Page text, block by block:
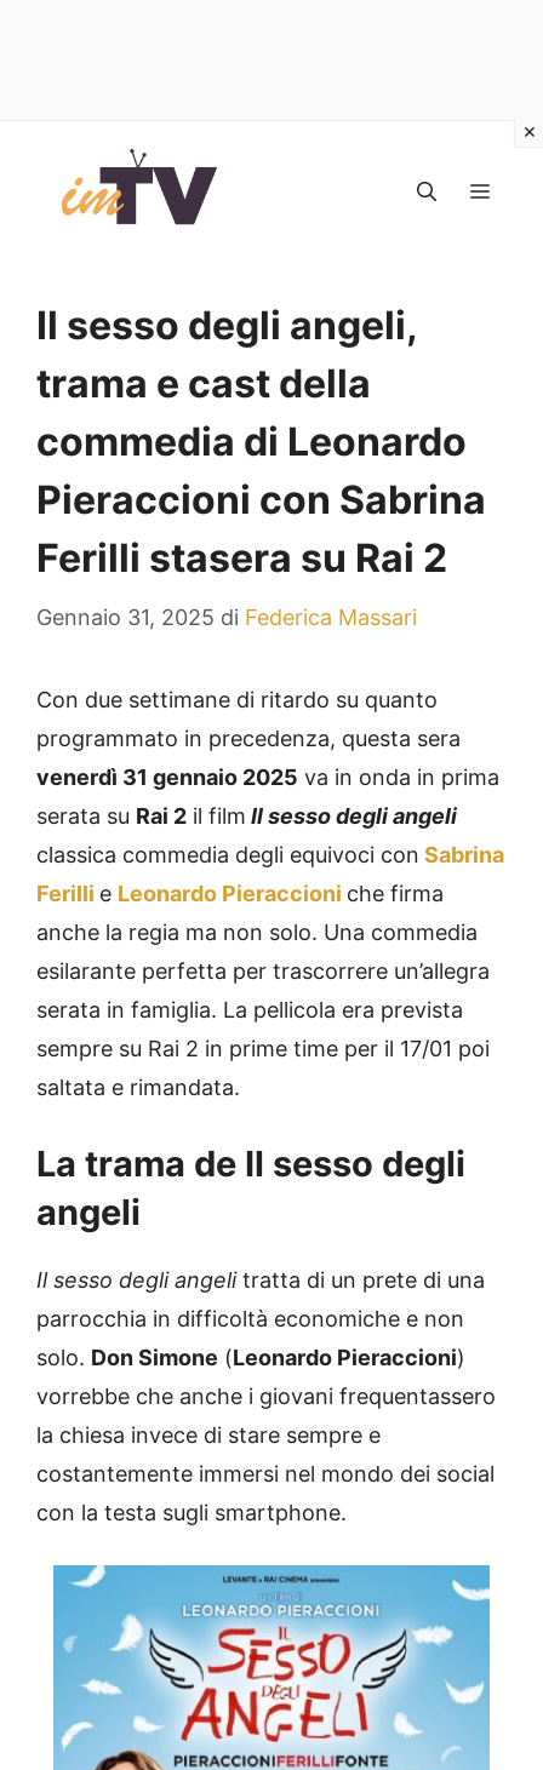
contenuto
Il sesso degli angeli,
trama e cast della
commedia di Leonardo
Pieraccioni con Sabrina
Ferilli stasera su Rai 2
Gennaio 31, 2025 di Federica Massari
Con due settimane di ritardo su quanto
programmato in precedenza, questa sera
venerdì 31 gennaio 2025 va in onda in prima
serata su Rai 2 il film Il sesso degli angeli
classica commedia degli equivoci con Sabrina
Ferilli e Leonardo Pieraccioni che firma
anche la regia ma non solo. Una commedia
esilarante perfetta per trascorrere un’allegra
serata in famiglia. La pellicola era prevista
sempre su Rai 2 in prime time per il 17/01 poi
saltata e rimandata.
La trama de Il sesso degli
angeli
Il sesso degli angelitratta di un prete di una
parrocchia in difficoltà economiche e non
solo. Don Simone (Leonardo Pieraccioni)
vorrebbe che anche i giovani frequentassero
la chiesa invece di stare sempre e
costantemente immersi nel mondo dei social
con la testa sugli smartphone.